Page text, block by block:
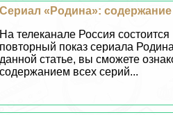
Сериал «Родина»: содержание
На телеканале Россия состоится
повторный показ сериала
данной статье, вы сможете
содержанием всех серий...